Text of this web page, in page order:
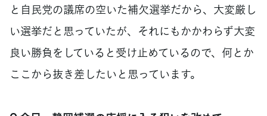
と自民党の議席の空いた補欠選挙だから、大変厳し
い選挙だと思っていたが、それにもかかわらず大変
良い勝負をしていると受け止めているので、何とか
ここから抜き差したいと思っています。